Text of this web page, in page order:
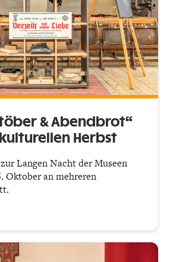
& Abendbrot“
Herbst
Langen Nacht der Museen
Oktober an mehreren